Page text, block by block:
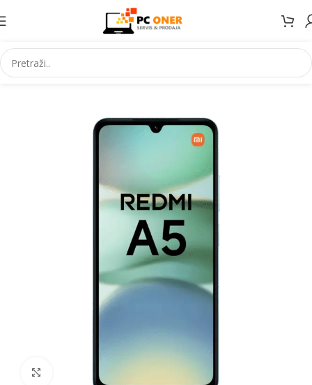
Početna Elektronika Mobiteli Mobilni telefoni